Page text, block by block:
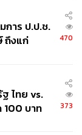
การ ป.ป.ช.
ถึงแก่
470
ไทย vs.
100 บาท
373